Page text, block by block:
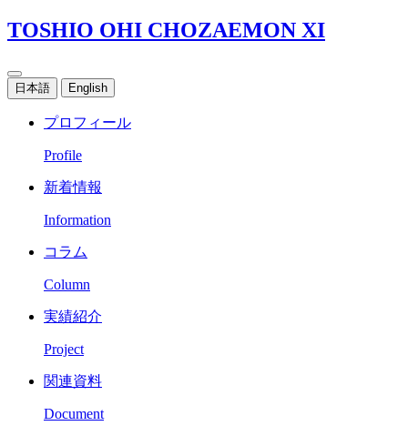
TOSHIO OHI CHOZAEMON XI
日本語 English
プロフィール
Profile
新着情報
Information
コラム
Column
実績紹介
Project
関連資料
Document